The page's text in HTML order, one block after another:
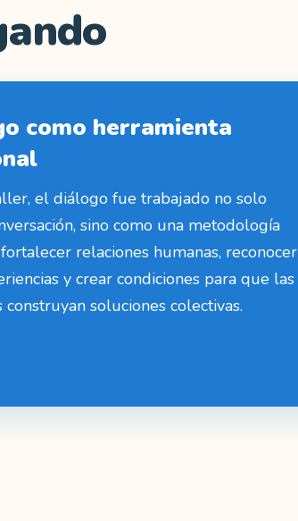
como herramienta
el diálogo fue trabajado no solo
sino como una metodología
relaciones humanas, reconocer
y crear condiciones para que las
soluciones colectivas.